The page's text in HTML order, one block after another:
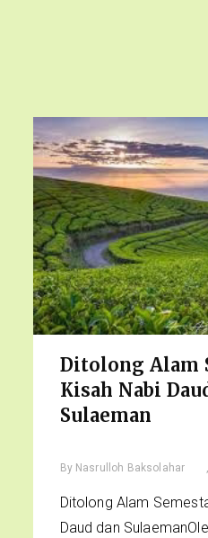
Ditolong Alam
Kisah Nabi
Sulaeman
By Nasrulloh Baksolahar
Ditolong Alam
Daud dan